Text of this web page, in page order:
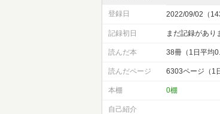
登録日 2022/09/02（
記録初日 まだ記録があり
読んだ本 38冊（1日平均
読んだページ 6303ページ（1
本棚 0棚
自己紹介